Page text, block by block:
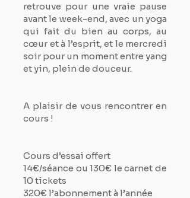
retrouve pour une vraie pause
avant le week-end, avec un yoga
qui fait du bien au corps, au
cœur et à l’esprit, et le mercredi
soir pour un moment entre yang
et yin, plein de douceur.
A plaisir de vous rencontrer en
cours !
Cours d’essai offert
14€/séance ou 130€ le carnet de
10 tickets
320€ l’abonnement à l’année